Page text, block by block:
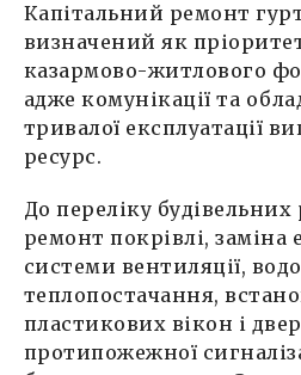
Капітальний ремонт
визначений як
казармово-житлового
адже комунікації та
тривалої експлуатації
ресурс.
До переліку будівельних
ремонт покрівлі, заміна
системи вентиляції,
теплопостачання,
пластикових вікон і
протипожежної